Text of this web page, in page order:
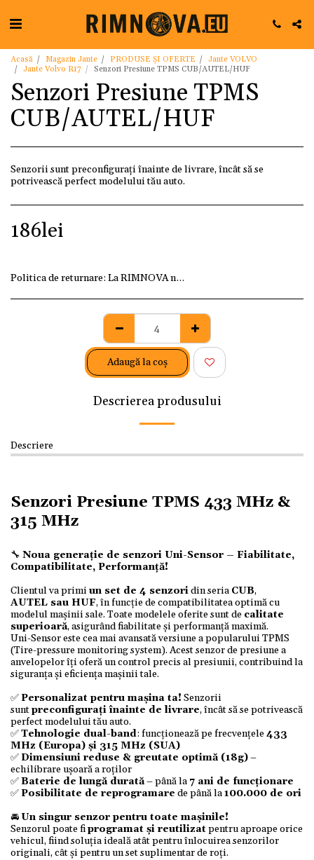
Acasă Magazin Jante PRODUSE ȘI OFERTE
Jante VOLVO
Jante Volvo R17
Senzori Presiune TPMS CUB/AUTEL/HUF
Senzori Presiune TPMS
CUB/AUTEL/HUF
Senzorii sunt preconfigurați înainte de livrare, încât să se
potrivească perfect modelului tău auto.
186lei
Politica de returnare: La RIMNOVA ne dorim ca fiecare
Adaugă la coş
Descrierea produsului
Descriere
Senzori Presiune TPMS 433 MHz &
315 MHz
🔧 Noua generație de senzori Uni-Sensor – Fiabilitate,
Compatibilitate, Performanță!
Clientul va primiun set de 4 senzoridin seria CUB,
AUTEL sau HUF, în funcție de compatibilitatea optimă cu
modelul mașinii sale. Toate modelele oferite sunt de calitate
superioară, asigurând fiabilitate și performanță maximă.
Uni-Sensor este cea mai avansată versiune a popularului TPMS
(Tire-pressure monitoring system). Acest senzor de presiune a
anvelopelor îți oferă un control precis al presiunii, contribuind la
siguranța și eficiența mașinii tale.
✅Personalizat pentru mașina ta! Senzorii
suntpreconfigurați înainte de livrare, încât să se potrivească
perfect modelului tău auto.
✅Tehnologie dual-band: funcționează pe frecvențele433
MHz (Europa) și 315 MHz (SUA)
✅Dimensiuni reduse & greutate optimă (18g)–
echilibrare ușoară a roților
✅Baterie de lungă durată– până la 7 ani de funcționare
✅Posibilitate de reprogramare de până la100.000 de ori
🚘Un singur senzor pentru toate mașinile!
Senzorul poate fiprogramat și reutilizatpentru aproape orice
vehicul, fiind soluția ideală atât pentru înlocuirea senzorilor
originali, cât și pentru un set suplimentar de roți.